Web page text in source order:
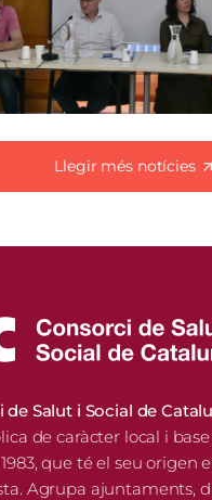
Llegir més notícies
de Salut i Social de
de caràcter local i base
que té el seu origen
Agrupa ajuntaments,